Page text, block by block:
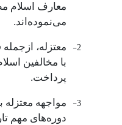
معارف اسلام
می‌نموده‌اند.
2-
معتزله،
با مخالفین
‌پرداخت.
3-
مواجهه معتزله
دوره‌های مهم